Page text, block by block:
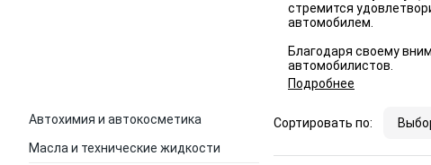
стремится
автомобилем.
Благодаря своему
автомобилистов.
Подробнее
Автохимия и автокосметика
Масла и технические жидкости
Сортировать по: